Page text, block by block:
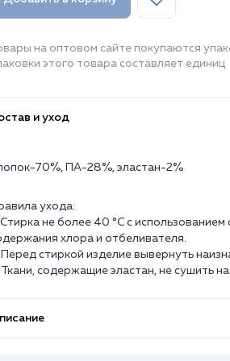
на оптовом сайте покупаются
этого товара составляет единиц
и уход
70%, ПА-28%, эластан-2%
ухода:
Стирка не более 40 °C с использованием
хлора и отбеливателя.
Перед стиркой изделие вывернуть
Ткани, содержащие эластан, не сушить